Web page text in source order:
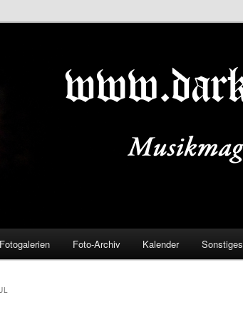
Fotogalerien Foto-Archiv Kalender Sonstiges